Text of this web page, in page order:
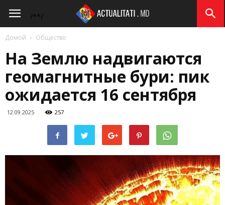
/**/
Actualitati.md
Домой Общество
На Землю надвигаются
геомагнитные бури: пик
ожидается 16 сентября
12.09.2025 257